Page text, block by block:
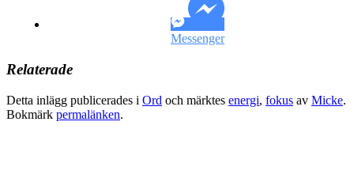
Messenger
Relaterade
Detta inlägg publicerades i Ord och märktes energi, fokus av Micke.
Bokmärk permalänken.